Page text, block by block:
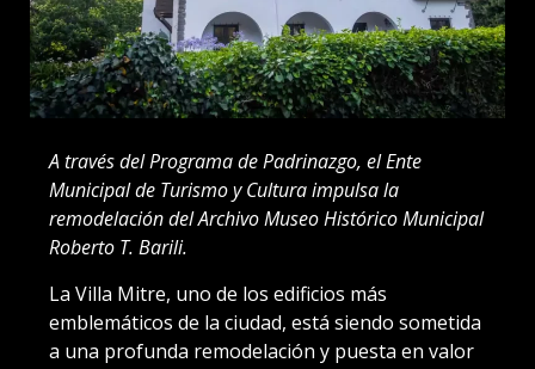
A través del Programa de Padrinazgo, el Ente
Municipal de Turismo y Cultura impulsa la
remodelación del Archivo Museo Histórico Municipal
Roberto T. Barili.
La Villa Mitre, uno de los edificios más
emblemáticos de la ciudad, está siendo sometida
a una profunda remodelación y puesta en valor